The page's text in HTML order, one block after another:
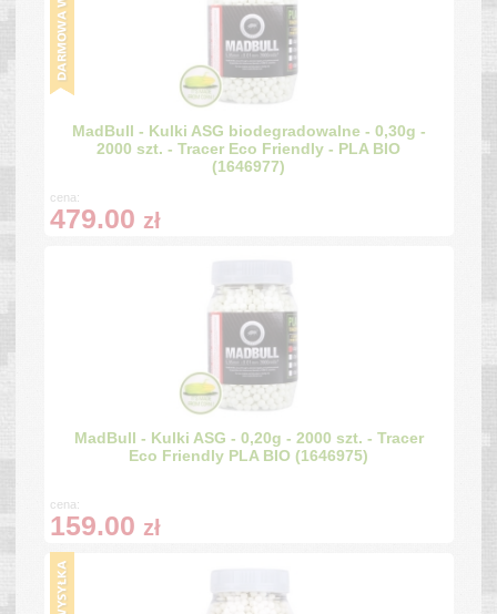
MadBull - Kulki ASG biodegradowalne - 0,30g -
2000 szt. - Tracer Eco Friendly - PLA BIO
(1646977)
cena:
479.00 zł
MadBull - Kulki ASG - 0,20g - 2000 szt. - Tracer
Eco Friendly PLA BIO (1646975)
cena:
159.00 zł